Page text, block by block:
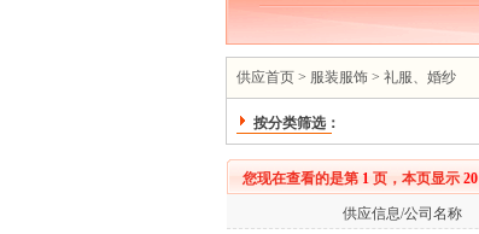
供应首页 > 服装服饰 > 礼服、婚纱
按分类筛选：
您现在查看的是第 1 页，本页显示 20
供应信息/公司名称